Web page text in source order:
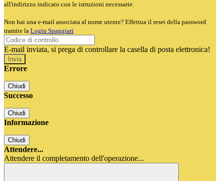
all'indirizzo indicato con le istruzioni necessarie.
Non hai una e-mail associata al nome utente? Effettua il reset della password
tramite la Login Spaggiari
E-mail inviata, si prega di controllare la casella di posta elettronica!
Errore
Chiudi
Successo
Chiudi
Informazione
Chiudi
Attendere...
Attendere il completamento dell'operazione...